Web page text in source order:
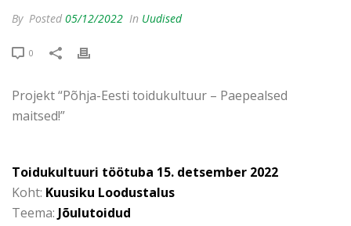
By Posted 05/12/2022 In Uudised
0
Projekt “Põhja-Eesti toidukultuur – Paepealsed
maitsed!”
Toidukultuuri töötuba 15. detsember 2022
Koht: Kuusiku Loodustalus
Teema: Jõulutoidud